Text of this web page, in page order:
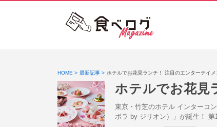
HOME 最新記事 ホテルでお花見ランチ！ 注目のエンターテイ
ホテルでお花見
東京・竹芝のホテル インターコ
ボラ by ジリオン）」が誕生！ 第